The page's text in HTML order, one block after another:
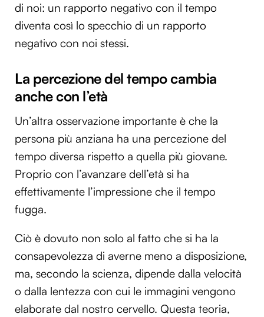
di noi: un rapporto negativo con il tempo
diventa così lo specchio di un rapporto
negativo con noi stessi.
La percezione del tempo cambia
anche con l’età
Un’altra osservazione importante è che la
persona più anziana ha una percezione del
tempo diversa rispetto a quella più giovane.
Proprio con l’avanzare dell’età si ha
effettivamente l’impressione che il tempo
fugga.
Ciò è dovuto non solo al fatto che si ha la
consapevolezza di averne meno a disposizione,
ma, secondo la scienza, dipende dalla velocità
o dalla lentezza con cui le immagini vengono
elaborate dal nostro cervello. Questa teoria,